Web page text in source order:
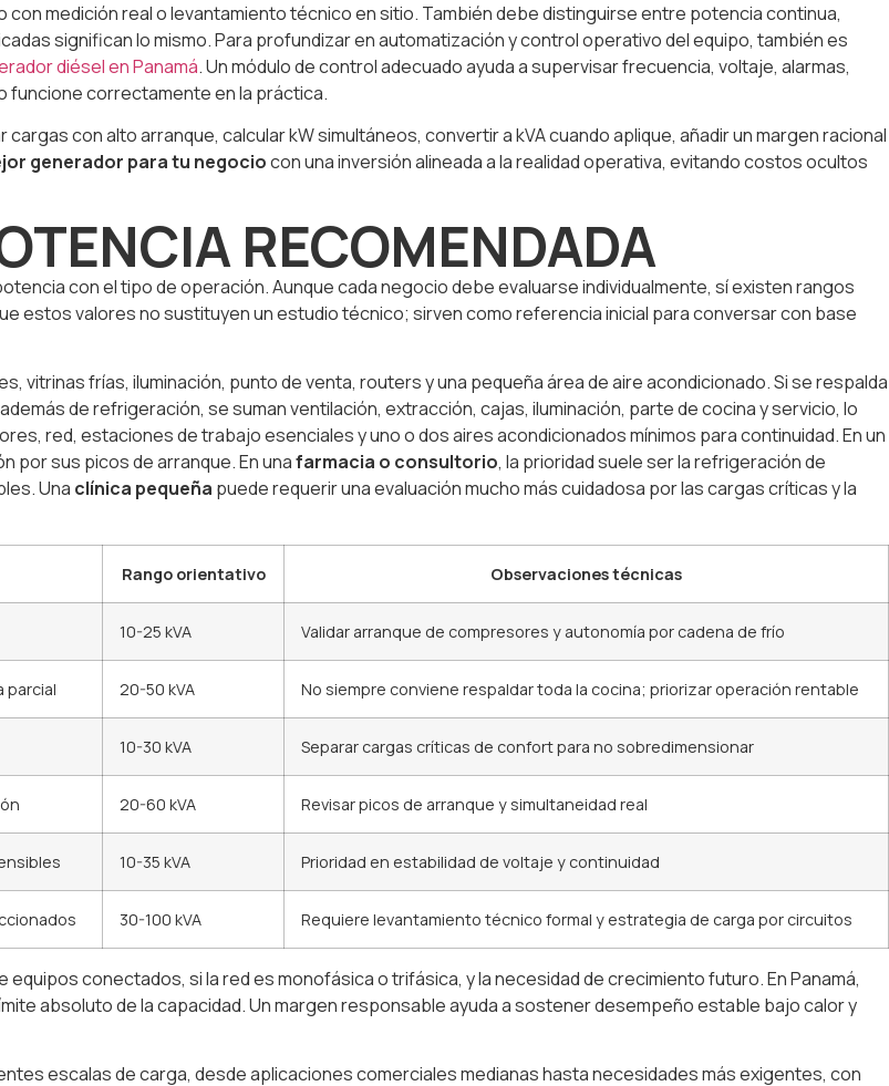
medición real o levantamiento técnico en sitio. También debe distinguirse entre potencia continua,
significan lo mismo. Para profundizar en automatización y control operativo del equipo, también es
diésel en Panamá. Un módulo de control adecuado ayuda a supervisar frecuencia, voltaje, alarmas,
funcione correctamente en la práctica.
con alto arranque, calcular kW simultáneos, convertir a kVA cuando aplique, añadir un margen racional
generador para tu negociocon una inversión alineada a la realidad operativa, evitando costos ocultos
RECOMENDADA
con el tipo de operación. Aunque cada negocio debe evaluarse individualmente, sí existen rangos
estos valores no sustituyen un estudio técnico; sirven como referencia inicial para conversar con base
vitrinas frías, iluminación, punto de venta, routers y una pequeña área de aire acondicionado. Si se respalda
de refrigeración, se suman ventilación, extracción, cajas, iluminación, parte de cocina y servicio, lo
red, estaciones de trabajo esenciales y uno o dos aires acondicionados mínimos para continuidad. En un
por sus picos de arranque. En unafarmacia o consultorio, la prioridad suele ser la refrigeración de
Una clínica pequeña puede requerir una evaluación mucho más cuidadosa por las cargas críticas y la
Rango orientativo Observaciones técnicas
10-25 kVA Validar arranque de compresores y autonomía por cadena de frío
parcial 20-50 kVA No siempre conviene respaldar toda la cocina; priorizar operación rentable
10-30 kVA Separar cargas críticas de confort para no sobredimensionar
20-60 kVA Revisar picos de arranque y simultaneidad real
10-35 kVA Prioridad en estabilidad de voltaje y continuidad
30-100 kVA Requiere levantamiento técnico formal y estrategia de carga por circuitos
conectados, si la red es monofásica o trifásica, y la necesidad de crecimiento futuro. En Panamá,
absoluto de la capacidad. Un margen responsable ayuda a sostener desempeño estable bajo calor y
escalas de carga, desde aplicaciones comerciales medianas hasta necesidades más exigentes, con